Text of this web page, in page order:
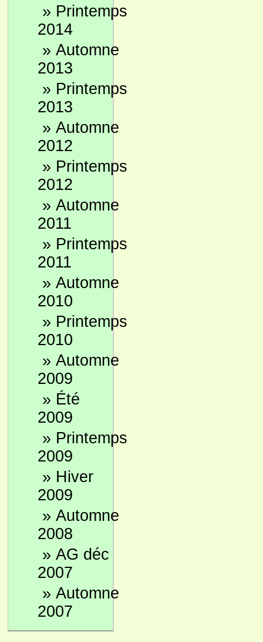
» Printemps
2014
» Automne
2013
» Printemps
2013
» Automne
2012
» Printemps
2012
» Automne
2011
» Printemps
2011
» Automne
2010
» Printemps
2010
» Automne
2009
» Été
2009
» Printemps
2009
» Hiver
2009
» Automne
2008
» AG déc
2007
» Automne
2007